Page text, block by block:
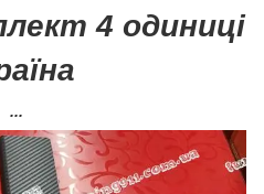
4 одиниці
...